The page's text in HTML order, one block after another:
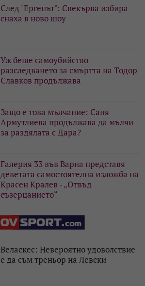
След "Ергенът": Свекърва избира
снаха в ново шоу
Уж беше самоубийство -
разследването за смъртта на Тодор
Славков продължава
Защо е това мълчание: Саня
Армутлиева продължава да мълчи
за раздялата с Дара?
Галерия 33 във Варна представя
деветата самостоятелна изложба на
Красен Кралев - „Отвъд
съзерцанието“
Веласкес: Невероятно удоволствие
е да съм треньор на Левски